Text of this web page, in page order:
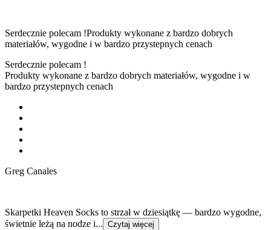
Serdecznie polecam !Produkty wykonane z bardzo dobrych
materiałów, wygodne i w bardzo przystepnych cenach
Serdecznie polecam !
Produkty wykonane z bardzo dobrych materiałów, wygodne i w
bardzo przystepnych cenach
Greg Canales
Skarpetki Heaven Socks to strzał w dziesiątkę — bardzo wygodne,
świetnie leżą na nodze i... Czytaj więcej